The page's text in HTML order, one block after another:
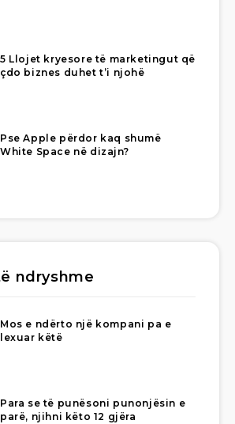
5 Llojet kryesore të marketingut që
çdo biznes duhet t’i njohë
Pse Apple përdor kaq shumë
White Space në dizajn?
ndryshme
Mos e ndërto një kompani pa e
lexuar këtë
Para se të punësoni punonjësin e
parë, njihni këto 12 gjëra